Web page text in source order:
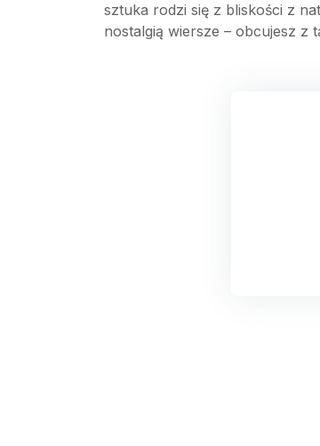
sztuka rodzi się z bliskości z
nostalgią wiersze – obcujesz z